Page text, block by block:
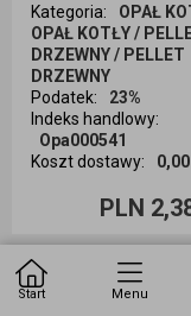
Kategoria:
OPAŁ
OPAŁ KOTŁY /
DRZEWNY / PELLET
DRZEWNY
Podatek:
23%
Indeks handlowy:
Opa000541
Koszt dostawy: 0,00
PLN
Ilość sztuk
Dodaj do
Start Menu